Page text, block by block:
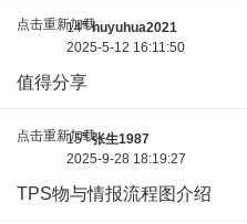
点击重新加载
14# huyuhua2021
2025-5-12 16:11:50
值得分享
点击重新加载
15# 张生1987
2025-9-28 18:19:27
TPS物与情报流程图介绍